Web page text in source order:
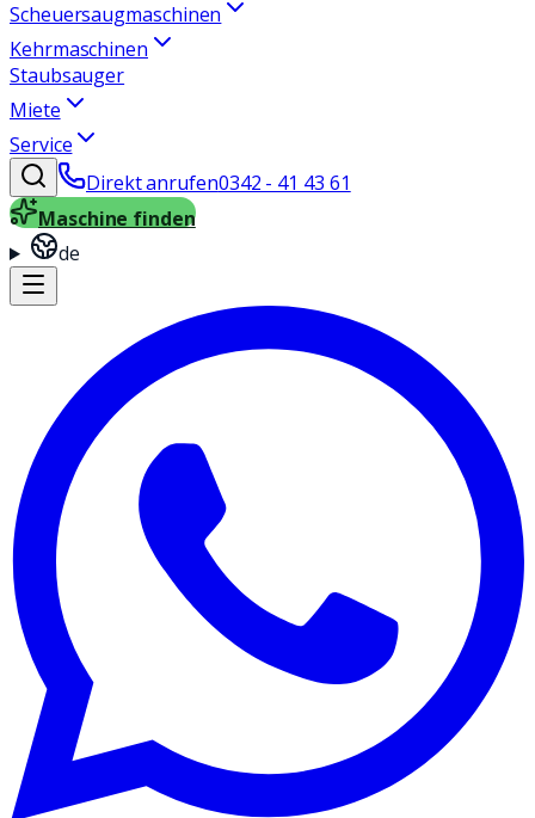
Scheuersaugmaschinen
Kehrmaschinen
Staubsauger
Miete
Service
Direkt anrufen0342 - 41 43 61
Maschine finden
de